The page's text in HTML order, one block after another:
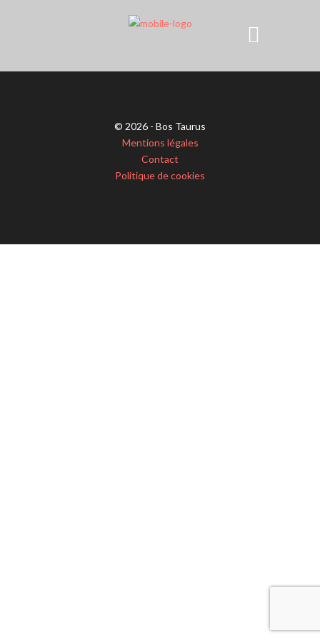
© 2026 - Bos Taurus
Mentions légales
Contact
Politique de cookies